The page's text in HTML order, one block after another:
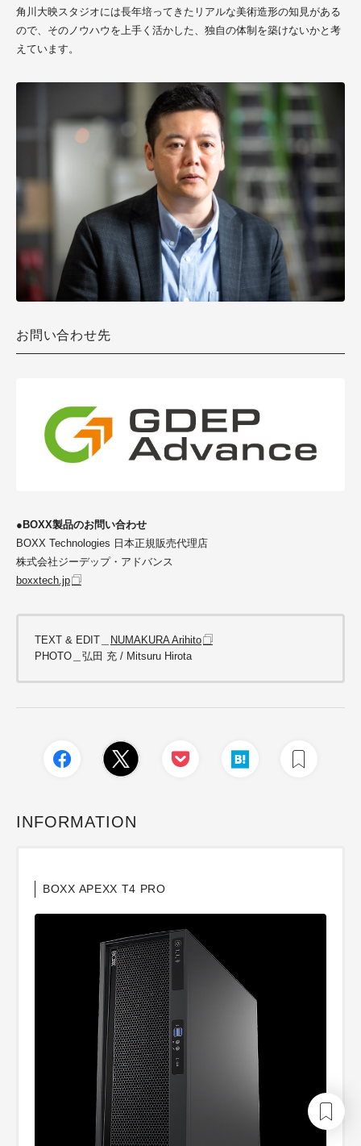
角川大映スタジオには長年培ってきたリアルな美術造形の知見がある
ので、そのノウハウを上手く活かした、独自の体制を築けないかと考
えています。
お問い合わせ先
●BOXX製品のお問い合わせ
BOXX Technologies 日本正規販売代理店
株式会社ジーデップ・アドバンス
boxxtech.jp
TEXT & EDIT＿
NUMAKURA Arihito
PHOTO＿弘田 充 / Mitsuru Hirota
INFORMATION
BOXX APEXX T4 PRO